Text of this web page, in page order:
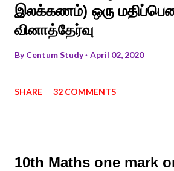
இலக்கணம்) ஒரு
வினாத்தேர்வு
ByCentum Study April 02, 2020
SHARE 32 COMMENTS
10th Maths one mark